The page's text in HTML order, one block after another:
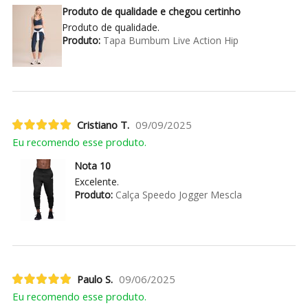
Produto de qualidade e chegou certinho
Produto de qualidade.
Produto:Tapa Bumbum Live Action Hip
Cristiano T. 09/09/2025
Eu recomendo esse produto.
Nota 10
Excelente.
Produto:Calça Speedo Jogger Mescla
Paulo S. 09/06/2025
Eu recomendo esse produto.